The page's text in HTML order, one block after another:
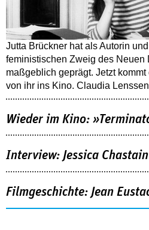
Jutta Brückner hat als Autorin
feministischen Zweig des Neuen
maßgeblich geprägt. Jetzt
von ihr ins Kino. Claudia
Wieder im Kino:
Interview: Jessica
Filmgeschichte: Jean